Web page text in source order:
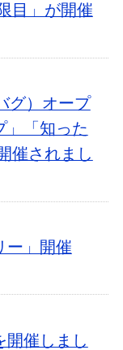
目」が開催
グ）オープ
」「知った
催されまし
ー」開催
開催しまし